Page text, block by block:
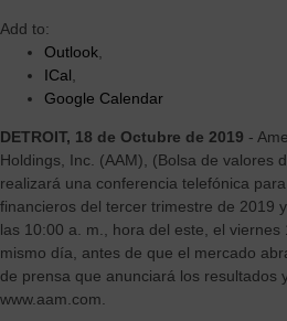
beneficio de la integración vertical.
Tecnologías de propulsión de
innovadoras y escalables
crecimiento y servir a múltiples
de vehículos.
Add to:
Outlook
ICal
Google Calendar
DETROIT, 18 de Octubre de 2019 -
Holdings, Inc. (AAM), (Bolsa de valores
realizará una conferencia telefónica
financieros del tercer trimestre de 2019
las 10:00 a. m., hora del este, el
mismo día, antes de que el mercado
de prensa que anunciará los resultados
www.aam.com.